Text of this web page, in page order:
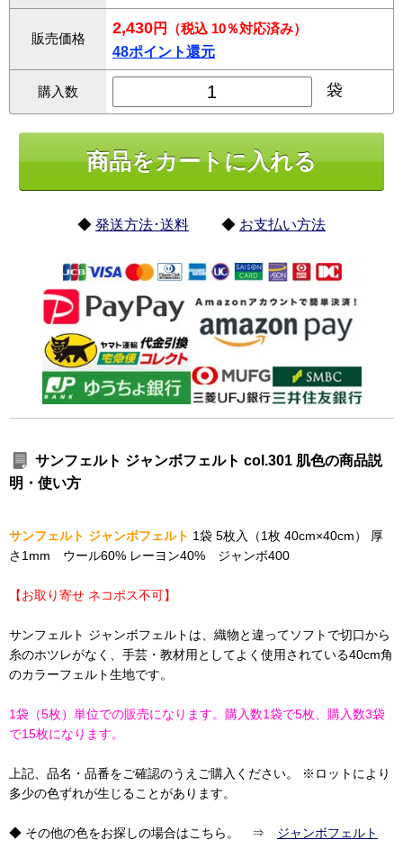
販売価格
2,430円
（税込 10％対応済み）
48ポイント還元
購入数 袋
◆ 発送方法･送料 ◆ お支払い方法
サンフェルト ジャンボフェルト col.301 肌色の商品説
明・使い方
サンフェルト ジャンボフェルト 1袋 5枚入（1枚 40cm×40cm） 厚
さ1mm ウール60% レーヨン40% ジャンボ400
【お取り寄せ ネコポス不可】
サンフェルト ジャンボフェルトは、織物と違ってソフトで切口から
糸のホツレがなく、手芸・教材用としてよく使用されている40cm角
のカラーフェルト生地です。
1袋（5枚）単位での販売になります。購入数1袋で5枚、購入数3袋
で15枚になります。
上記、品名・品番をご確認のうえご購入ください。 ※ロットにより
多少の色ずれが生じることがあります。
◆ その他の色をお探しの場合はこちら。 ⇒ ジャンボフェルト